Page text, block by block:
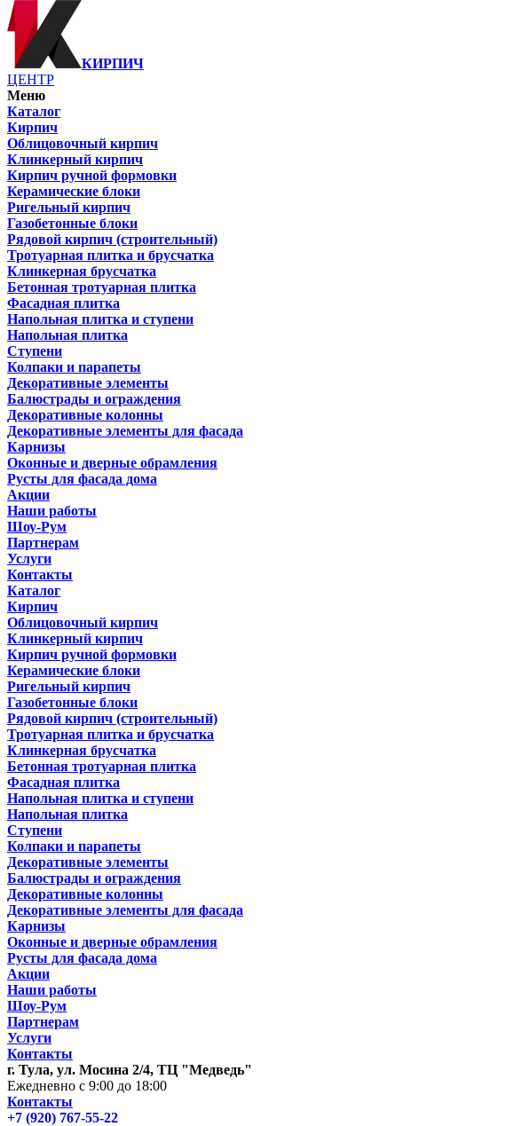
КИРПИЧ
ЦЕНТР
Меню
Каталог
Кирпич
Облицовочный кирпич
Клинкерный кирпич
Кирпич ручной формовки
Керамические блоки
Ригельный кирпич
Газобетонные блоки
Рядовой кирпич (строительный)
Тротуарная плитка и брусчатка
Клинкерная брусчатка
Бетонная тротуарная плитка
Фасадная плитка
Напольная плитка и ступени
Напольная плитка
Ступени
Колпаки и парапеты
Декоративные элементы
Балюстрады и ограждения
Декоративные колонны
Декоративные элементы для фасада
Карнизы
Оконные и дверные обрамления
Русты для фасада дома
Акции
Наши работы
Шоу-Рум
Партнерам
Услуги
Контакты
Каталог
Кирпич
Облицовочный кирпич
Клинкерный кирпич
Кирпич ручной формовки
Керамические блоки
Ригельный кирпич
Газобетонные блоки
Рядовой кирпич (строительный)
Тротуарная плитка и брусчатка
Клинкерная брусчатка
Бетонная тротуарная плитка
Фасадная плитка
Напольная плитка и ступени
Напольная плитка
Ступени
Колпаки и парапеты
Декоративные элементы
Балюстрады и ограждения
Декоративные колонны
Декоративные элементы для фасада
Карнизы
Оконные и дверные обрамления
Русты для фасада дома
Акции
Наши работы
Шоу-Рум
Партнерам
Услуги
Контакты
г. Тула, ул. Мосина 2/4, ТЦ "Медведь"
Ежедневно с 9:00 до 18:00
Контакты
+7 (920) 767-55-22